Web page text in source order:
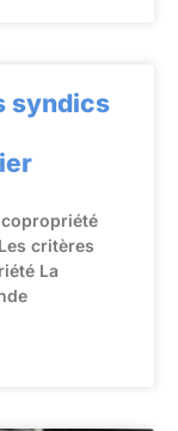
syndics
critères
La